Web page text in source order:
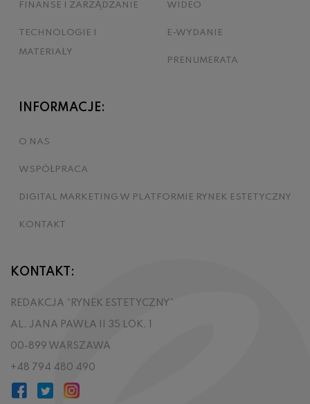
FINANSE I ZARZĄDZANIE
TECHNOLOGIE I
MATERIAŁY
WIDEO
E-WYDANIE
PRENUMERATA
INFORMACJE:
O NAS
WSPÓŁPRACA
DIGITAL MARKETING W PLATFORMIE RYNEK ESTETYCZNY
KONTAKT
KONTAKT:
REDAKCJA “RYNEK ESTETYCZNY”
AL. JANA PAWŁA II 35 LOK. 1
00-899 WARSZAWA
+48 794 480 490